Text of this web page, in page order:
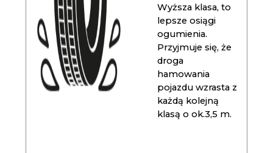
Wyższa klasa, to
lepsze osiągi
ogumienia.
Przyjmuje się, że
droga
hamowania
pojazdu wzrasta z
każdą kolejną
klasą o ok.3,5 m.